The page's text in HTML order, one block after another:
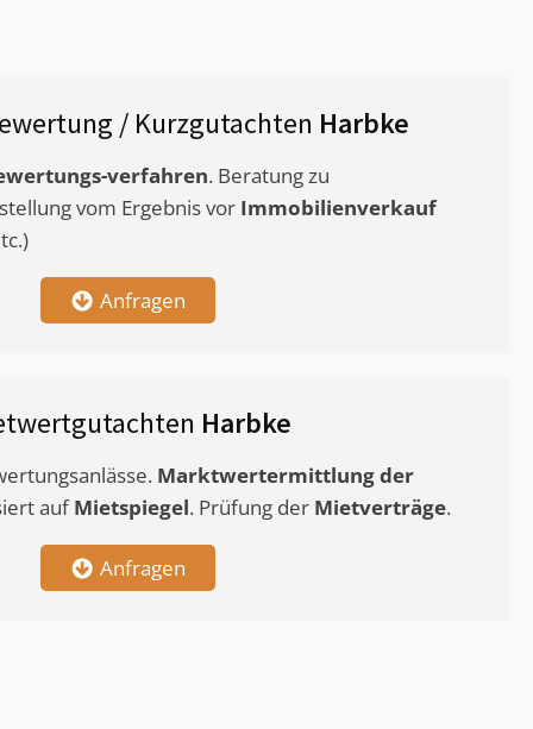
/ Kurzgutachten Harbke
verfahren. Beratung zu
vom Ergebnis vor Immobilienverkauf
Anfragen
Harbke
Marktwertermittlungder
aufMietspiegel. Prüfung der Mietverträge.
Anfragen